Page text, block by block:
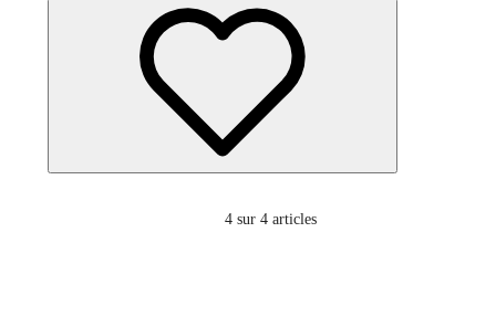
4 sur 4 articles